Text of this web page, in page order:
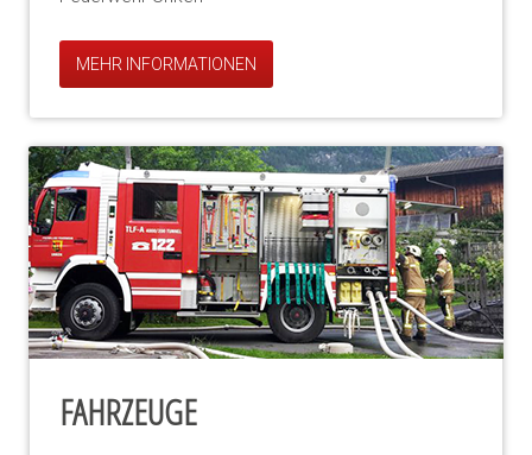
MEHR INFORMATIONEN
FAHRZEUGE